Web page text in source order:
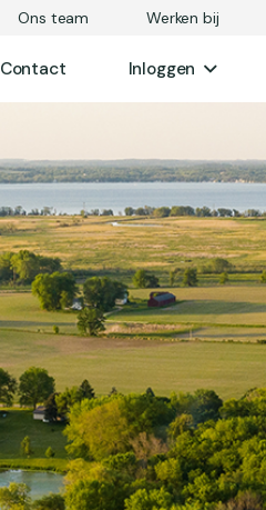
Ons team Werken bij
Contact Inloggen